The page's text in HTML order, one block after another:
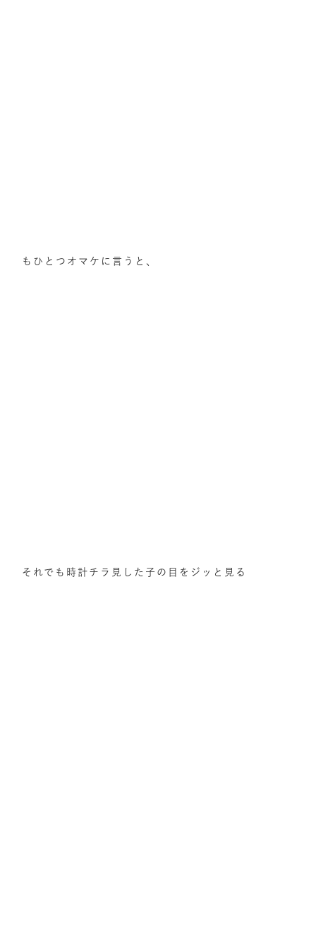
もひとつオマケに言うと、
それでも時計チラ見した子の目をジッと見る